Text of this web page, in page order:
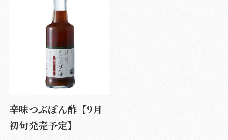
辛味つぶぽん酢【9月
初旬発売予定】